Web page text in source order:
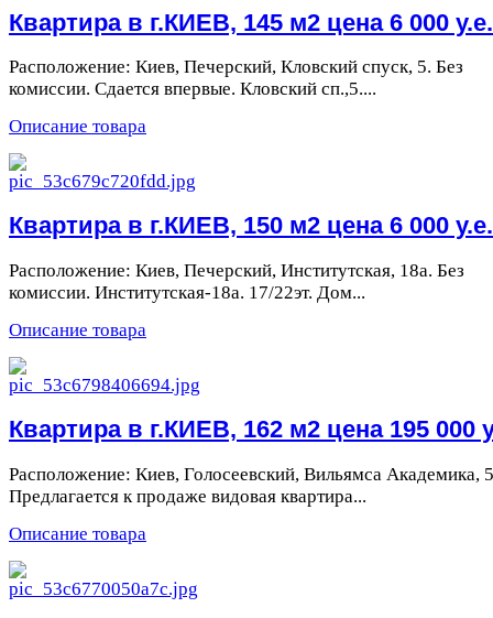
Квартира в г.КИЕВ, 145 м2 цена 6 000 у.е.
Расположение: Киев, Печерский, Кловский спуск, 5. Без
комиссии. Сдается впервые. Кловский сп.,5....
Описание товара
Квартира в г.КИЕВ, 150 м2 цена 6 000 у.е.
Расположение: Киев, Печерский, Институтская, 18а. Без
комиссии. Институтская-18а. 17/22эт. Дом...
Описание товара
Квартира в г.КИЕВ, 162 м2 цена 195 000
Расположение: Киев, Голосеевский, Вильямса Академика,
Предлагается к продаже видовая квартира...
Описание товара